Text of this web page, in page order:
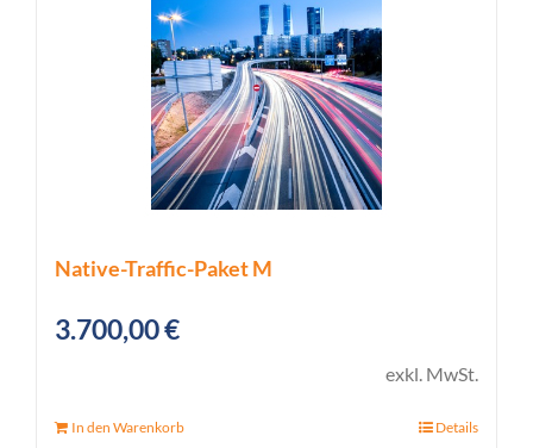
Native-Traffic-Paket M
3.700,00€
exkl. MwSt.
In den Warenkorb Details